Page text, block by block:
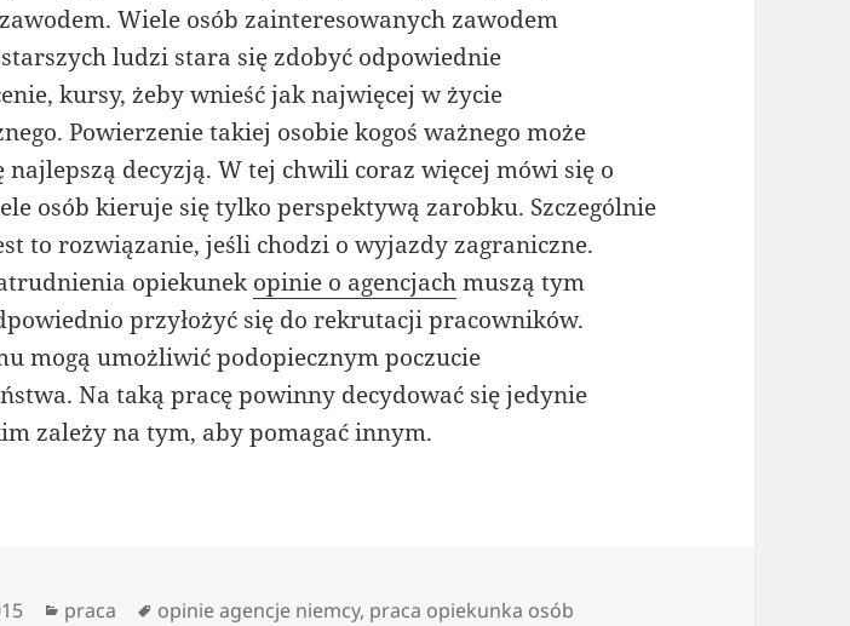
Wiele osób zainteresowanych zawodem
ludzi stara się zdobyć odpowiednie
kursy, żeby wnieść jak najwięcej w życie
Powierzenie takiej osobie kogoś ważnego może
najlepszą decyzją. W tej chwili coraz więcej mówi się o
osób kieruje się tylko perspektywą zarobku. Szczególnie
to rozwiązanie, jeśli chodzi o wyjazdy zagraniczne.
opiekunek opinie o agencjachmuszą tym
przyłożyć się do rekrutacji pracowników.
mogą umożliwić podopiecznym poczucie
Na taką pracę powinny decydować się jedynie
zależy na tym, aby pomagać innym.
Kategorie
praca Tagi
opinie agencje niemcy, praca opiekunka osób